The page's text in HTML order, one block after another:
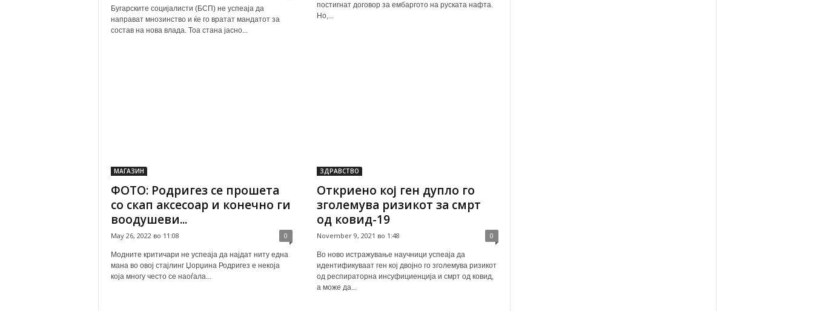
Бугарските социјалисти (БСП) не успеаја да
направат мнозинство и ќе го вратат мандатот за
состав на нова влада. Тоа стана јасно...
постигнат договор за ембаргото на руската нафта.
Но,...
МАГАЗИН
ФОТО: Родригез се прошета
со скап аксесоар и конечно ги
воодушеви...
May 26, 2022 во 11:08 0
Модните критичари не успеаја да најдат ниту една
мана во овој стајлинг Џорџина Родригез е некоја
која многу често се наоѓала...
ЗДРАВСТВО
Откриено кој ген дупло го
зголемува ризикот за смрт
од ковид-19
November 9, 2021 во 1:48 0
Во ново истражување научници успеаја да
идентификуваат ген кој двојно го зголемува ризикот
од респираторна инсуфициенција и смрт од ковид,
а може да...